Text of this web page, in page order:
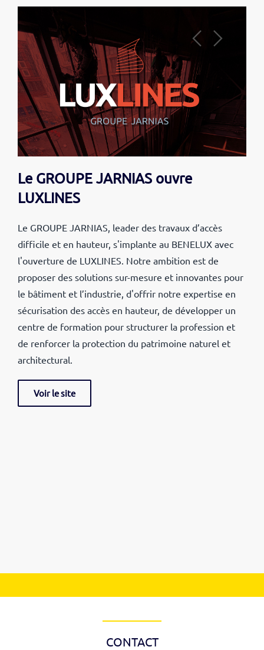
Le GROUPE JARNIAS ouvre
LUXLINES
Le GROUPE JARNIAS, leader des travaux d’accès
difficile et en hauteur, s'implante au BENELUX avec
l'ouverture de LUXLINES. Notre ambition est de
proposer des solutions sur-mesure et innovantes pour
le bâtiment et l’industrie, d'offrir notre expertise en
sécurisation des accès en hauteur, de développer un
centre de formation pour structurer la profession et
de renforcer la protection du patrimoine naturel et
architectural.
Voir le site
CONTACT